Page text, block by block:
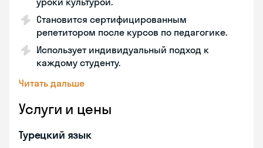
Становится сертифицированным
репетитором после курсов по педагогике.
Использует индивидуальный подход к
каждому студенту.
Читать дальше
Услуги и цены
Турецкий язык